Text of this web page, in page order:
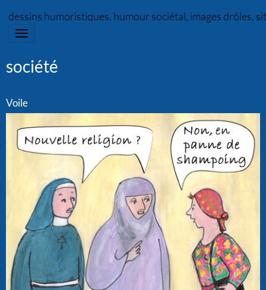
dessins humoristiques, humour sociétal, images drôles,
société
Voile